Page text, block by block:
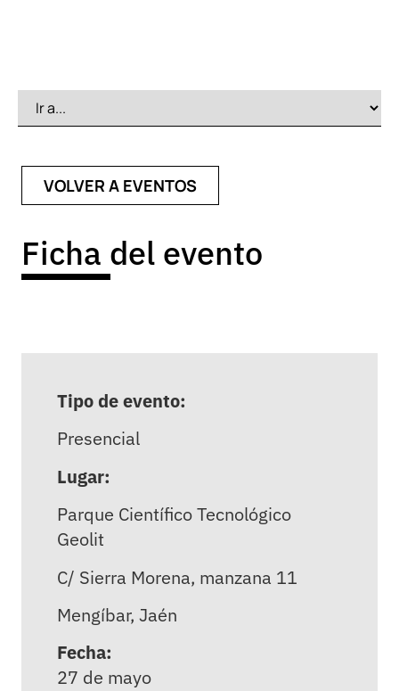
VOLVER A EVENTOS
Ficha del evento
Tipo de evento:
Presencial
Lugar:
Parque Científico Tecnológico
Geolit
C/ Sierra Morena, manzana 11
Mengíbar, Jaén
Fecha:
27 de mayo